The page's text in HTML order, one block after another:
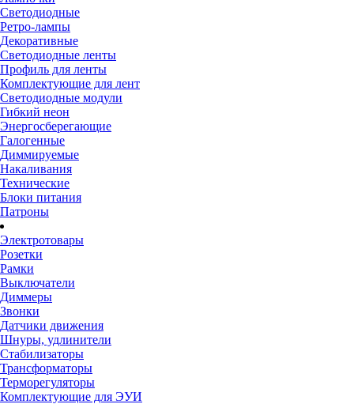
Светодиодные
Ретро-лампы
Декоративные
Светодиодные ленты
Профиль для ленты
Комплектующие для лент
Светодиодные модули
Гибкий неон
Энергосберегающие
Галогенные
Диммируемые
Накаливания
Технические
Блоки питания
Патроны
Электротовары
Розетки
Рамки
Выключатели
Диммеры
Звонки
Датчики движения
Шнуры, удлинители
Стабилизаторы
Трансформаторы
Терморегуляторы
Комплектующие для ЭУИ